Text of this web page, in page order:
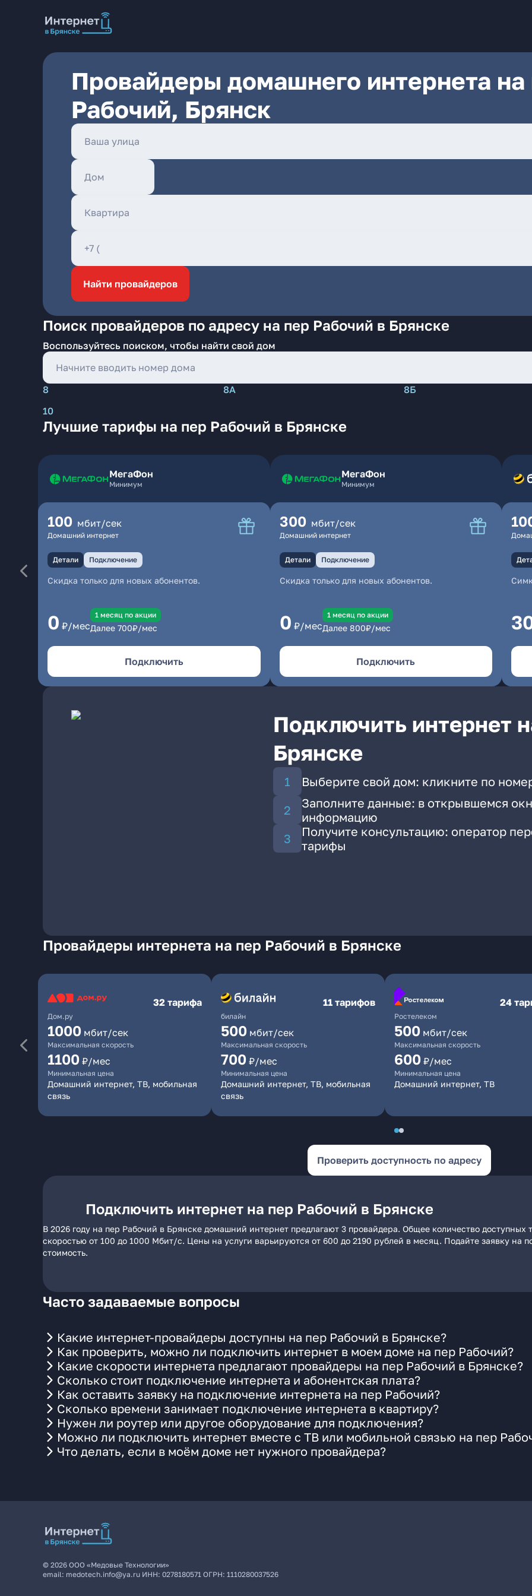
Провайдеры домашнего интернета на
Рабочий, Брянск
Найти провайдеров
Поиск провайдеров по адресу на пер Рабочий в Брянске
Воспользуйтесь поиском, чтобы найти свой дом
8 8А 8Б
10
Лучшие тарифы на пер Рабочий в Брянске
МегаФон
Минимум
100 мбит/сек
Домашний интернет
Детали Подключение
Скидка только для новых абонентов.
0 ₽/мес
1 месяц по акции
Далее 700₽/мес
Подключить
МегаФон
Минимум
300 мбит/сек
Домашний интернет
Детали Подключение
Скидка только для новых абонентов.
0 ₽/мес
1 месяц по акции
Далее 800₽/мес
Подключить
Подключить интернет
Брянске
Выберите свой дом: кликните по
Заполните данные: в открывшемся
информацию
Получите консультацию: оператор
тарифы
Провайдеры интернета на пер Рабочий в Брянске
Дом.ру
32 тарифа
1000 мбит/сек
Максимальная скорость
1100 ₽/мес
Минимальная цена
Домашний интернет, ТВ, мобильная
связь
билайн
11 тарифов
500 мбит/сек
Максимальная скорость
700 ₽/мес
Минимальная цена
Домашний интернет, ТВ, мобильная
связь
Ростелеком
24
500 мбит/сек
Максимальная скорость
600 ₽/мес
Минимальная цена
Домашний интернет, ТВ
Проверить доступность по адресу
Подключить интернет на пер Рабочий в Брянске
В 2026 году на пер Рабочий в Брянске домашний интернет предлагают 3 провайдера. Общее количество
скоростью от 100 до 1000 Мбит/с. Цены на услуги варьируются от 600 до 2190 рублей в месяц. Подайте заявку на
стоимость.
Часто задаваемые вопросы
Какие интернет-провайдеры доступны на пер Рабочий в Брянске?
Как проверить, можно ли подключить интернет в моем доме на пер Рабочий?
Какие скорости интернета предлагают провайдеры на пер Рабочий в Брянске?
Сколько стоит подключение интернета и абонентская плата?
Как оставить заявку на подключение интернета на пер Рабочий?
Сколько времени занимает подключение интернета в квартиру?
Нужен ли роутер или другое оборудование для подключения?
Можно ли подключить интернет вместе с ТВ или мобильной связью на пер
Что делать, если в моём доме нет нужного провайдера?
© 2026 ООО «Медовые Технологии»
email: medotech.info@ya.ru ИНН: 0278180571 ОГРН: 1110280037526